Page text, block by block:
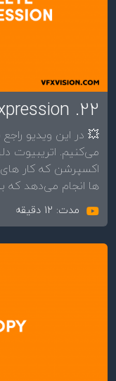
22. Attribute Expression
💥 در این ویدیو
می‌کنیم. اتریبیوت
اکسپرشن که کار های
ها انجام می‌دهد که
مدت: 12 دقیقه